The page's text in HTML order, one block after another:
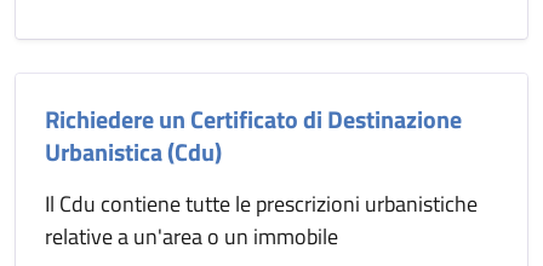
Richiedere un Certificato di Destinazione
Urbanistica (Cdu)
Il Cdu contiene tutte le prescrizioni urbanistiche
relative a un'area o un immobile